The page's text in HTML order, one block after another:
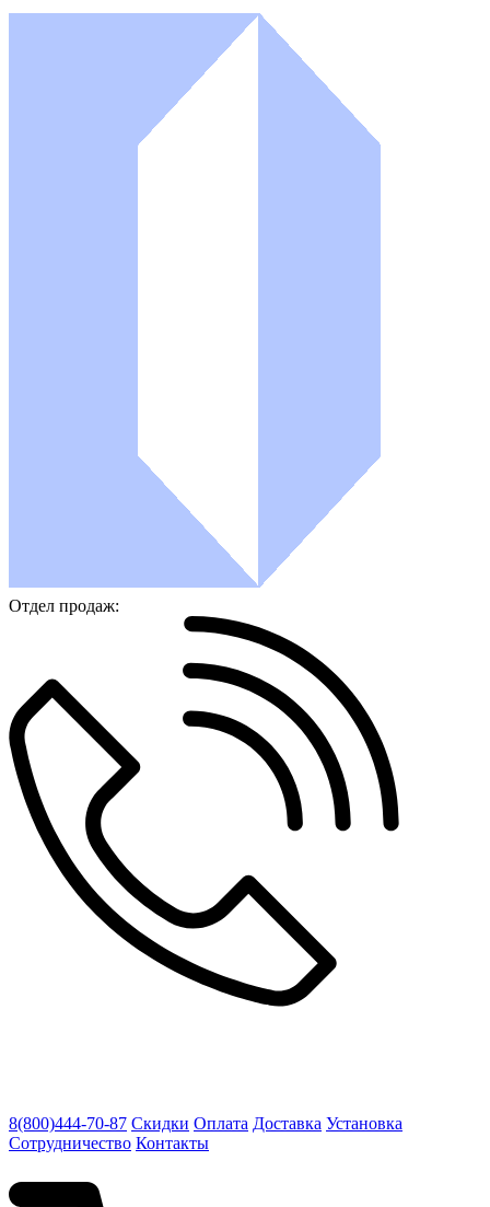
Отдел продаж:
8(800)444-70-87 Скидки Оплата Доставка Установка
Сотрудничество Контакты